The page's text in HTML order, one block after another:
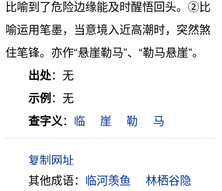
比喻到了危险边缘能及时醒悟回头。②比
喻运用笔墨，当意境入近高潮时，突然煞
住笔锋。亦作“悬崖勒马”、“勒马悬崖”。
出处：无
示例 ：无
查字义 ： 临 崖 勒 马
其他成语： 临河羡鱼 林栖谷隐